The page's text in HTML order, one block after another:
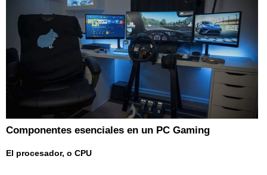
Componentes esenciales en un PC Gaming
El procesador, o CPU